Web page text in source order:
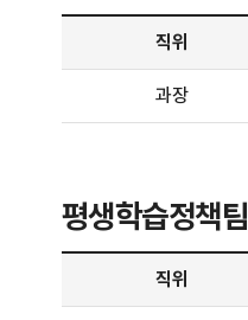
평생학습과 안내 - 직위, 전화번호, 주요업무 정보 제공
직위
과장
평생학습정책팀
평생학습정책팀 안내 - 직위, 전화번호, 주요업무 정보 제공
직위